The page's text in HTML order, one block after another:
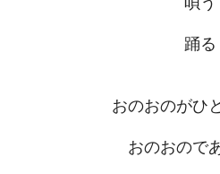
踊る
おのおのがひ
おのおので